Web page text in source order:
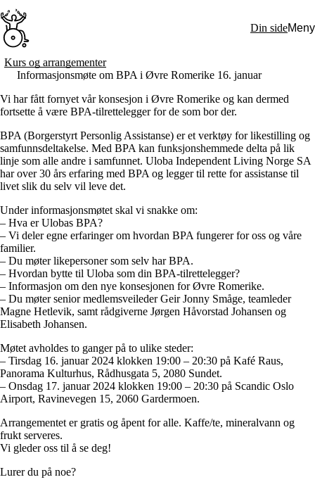
til
hovedinnhold
Din sideMeny
Søk:
Hva vi gjør
BPA – Borgerstyrt personlig assistanse
BPA og kommunen
Beslutningsstøtteråd
Funksjonsassistanse
Stolte, sterke og synlige historier
Ti gode grunner til å velge Uloba
Engasjer deg
Bli medlem
Bli assistent
Kampsaker
Arrangementer
Independent Living-festivalen
Skansgård-forelesningen
Medlemsrådet
Selvsagt
Bente Skansgårds Independent Living-fond
Om oss
Nyheter
Tall og fakta
Kontakt Uloba
Supportsenter
Kurs og arrangementer
Informasjonsmøte om BPA i Øvre Romerike 16. januar
Vi har fått fornyet vår konsesjon i Øvre Romerike og kan dermed
fortsette å være BPA-tilrettelegger for de som bor der.
BPA (Borgerstyrt Personlig Assistanse) er et verktøy for likestilling og
samfunnsdeltakelse. Med BPA kan funksjonshemmede delta på lik
linje som alle andre i samfunnet. Uloba Independent Living Norge SA
har over 30 års erfaring med BPA og legger til rette for assistanse til
livet slik du selv vil leve det.
Under informasjonsmøtet skal vi snakke om:
– Hva er Ulobas BPA?
– Vi deler egne erfaringer om hvordan BPA fungerer for oss og våre
familier.
– Du møter likepersoner som selv har BPA.
– Hvordan bytte til Uloba som din BPA-tilrettelegger?
– Informasjon om den nye konsesjonen for Øvre Romerike.
– Du møter senior medlemsveileder Geir Jonny Småge, teamleder
Magne Hetlevik, samt rådgiverne Jørgen Håvorstad Johansen og
Elisabeth Johansen.
Møtet avholdes to ganger på to ulike steder:
– Tirsdag 16. januar 2024 klokken 19:00 – 20:30 på Kafé Raus,
Panorama Kulturhus, Rådhusgata 5, 2080 Sundet.
– Onsdag 17. januar 2024 klokken 19:00 – 20:30 på Scandic Oslo
Airport, Ravinevegen 15, 2060 Gardermoen.
Arrangementet er gratis og åpent for alle. Kaffe/te, mineralvann og
frukt serveres.
Vi gleder oss til å se deg!
Lurer du på noe?